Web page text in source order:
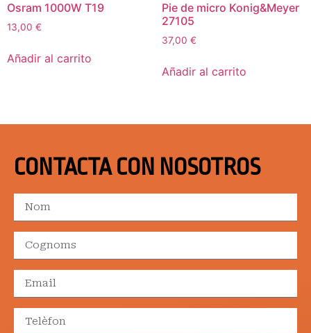
Osram 1000W T19
13,00 €
Añadir al carrito
Pie de micro Konig&Meyer
27105
37,00 €
Añadir al carrito
CONTACTA CON NOSOTROS